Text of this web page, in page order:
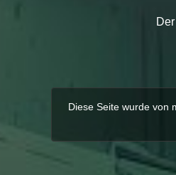
Diese Seite wurde von